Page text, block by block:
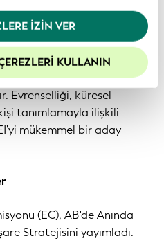
geliştirmek için
İZIN VER
KULLANIN
ekosistemi ile tüzel
ilişkiyi rahatlatıcı bir
ödemeler için kimlik
yapabilmesi özelliği kritik
bir çözüm sağlamak için
Evrenselliği, küresel
tanımlamayla ilişkili
mükemmel bir aday
(EC), AB'de Anında
Stratejisini yayımladı.